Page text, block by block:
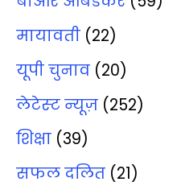
मायावती (22)
यूपी चुनाव (20)
लेटेस्‍ट न्‍यूज़ (252)
शिक्षा (39)
सफल दलित (21)